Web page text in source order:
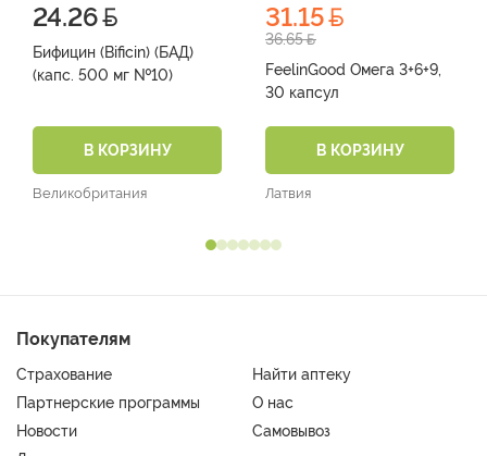
24.26
Бифицин (Bificin) (БАД)
(капс. 500 мг №10)
В КОРЗИНУ
Великобритания
31.15
36.65
FeelinGood Омега 3+6+9,
30 капсул
В КОРЗИНУ
Латвия
Покупателям
Страхование
Найти аптеку
Партнерские программы
О нас
Новости
Самовывоз